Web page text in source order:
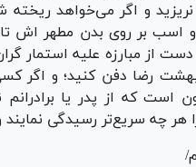
و اگر می‌خواهد ریخته
بر روی بدن مطهر اش
از مبارزه علیه استمار
رضا دفن کنید؛ و اگر
است که از پدر یا
هر چه سریع‌تر رسیدگی